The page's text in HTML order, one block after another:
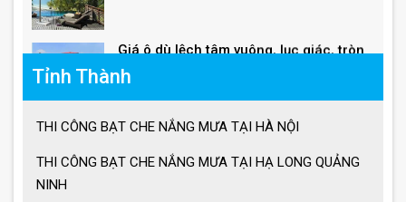
Giá ô lệch tâm vuông
Lưu ý khi sử dụng ô dù che nắng mưa
Tỉnh Thành
THI CÔNG BẠT CHE NẮNG MƯA TẠI HÀ NỘI
THI CÔNG BẠT CHE NẮNG MƯA TẠI HẠ LONG QUẢNG
NINH